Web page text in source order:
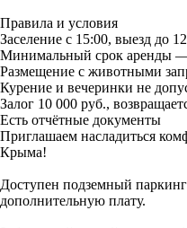
Правила и условия
Заселение с 15:00, выезд до
Минимальный срок аренды
Размещение с животными
Курение и вечеринки не
Залог 10 000 руб.,
Есть отчётные документы
Приглашаем насладиться
Крыма!
Доступен подземный
дополнительную плату.